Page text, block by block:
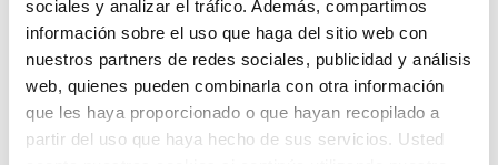
sociales y analizar el tráfico. Además, compartimos
información sobre el uso que haga del sitio web con
nuestros partners de redes sociales, publicidad y análisis
web, quienes pueden combinarla con otra información
que les haya proporcionado o que hayan recopilado a
partir del uso que haya hecho de sus servicios. Usted